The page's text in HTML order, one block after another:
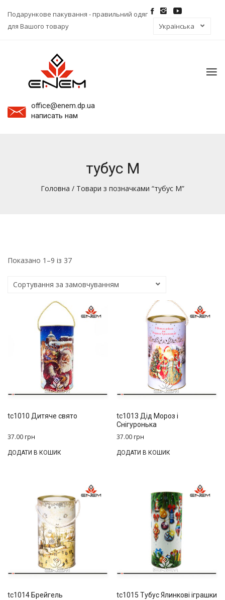
Подарункове пакування - правильний одяг
для Вашого товару
office@enem.dp.ua
написать нам
тубус M
Головна / Товари з позначками “тубус M”
Показано 1–9 із 37
tc1010 Дитяче свято
37.00 грн
ДОДАТИ В КОШИК
tc1013 Дід Мороз і
Снігуронька
37.00 грн
ДОДАТИ В КОШИК
tc1014 Брейгель tc1015 Тубус Ялинкові іграшки